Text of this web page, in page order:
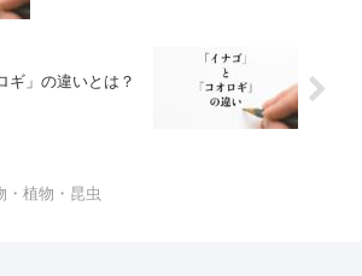
ギ」の違いとは？
・植物・昆虫